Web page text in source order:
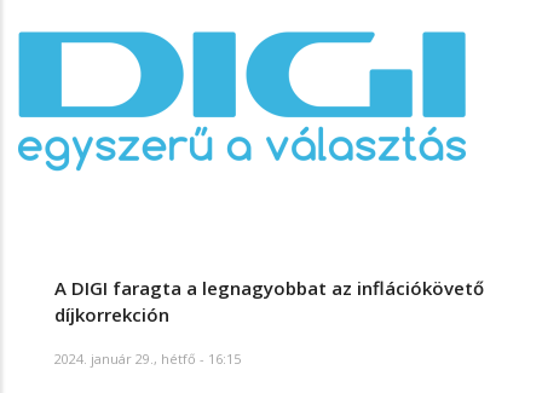
A DIGI faragta a legnagyobbat az inflációkövető
díjkorrekción
2024. január 29., hétfő - 16:15